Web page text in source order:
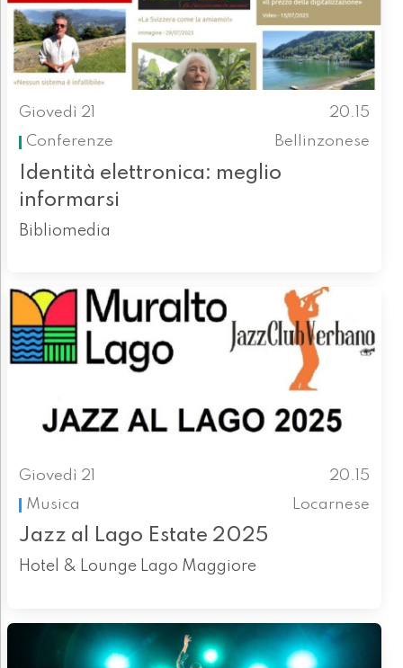
Giovedì 21
20.15
Conferenze
Bellinzonese
Identità elettronica: meglio
informarsi
Bibliomedia
Giovedì 21
20.15
Musica
Locarnese
Jazz al Lago Estate 2025
Hotel & Lounge Lago Maggiore